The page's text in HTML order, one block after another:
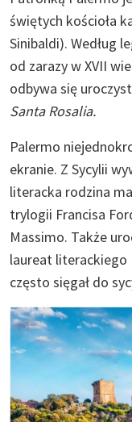
świętych kościoła
Sinibaldi). Według
od zarazy w XVII
odbywa się
Santa Rosalia.
Palermo
ekranie. Z Sycylii
literacka rodzina
trylogii Francisa
Massimo. Także
laureat literackiego
często sięgał do